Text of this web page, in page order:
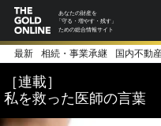
あなたの財産を
「守る・増やす・残す」
ための総合情報サイト
最新 相続・事業承継 国内不動
［連載］
私を救った医師の言葉